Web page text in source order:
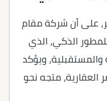
على أن شركة مقام
الذكي، الذي
ويؤكد
متجه نحو